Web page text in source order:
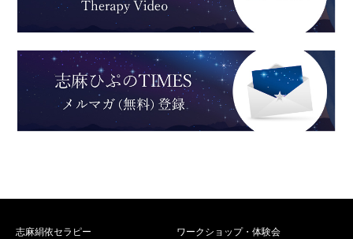
志麻絹依セラピー ワークショップ・体験会